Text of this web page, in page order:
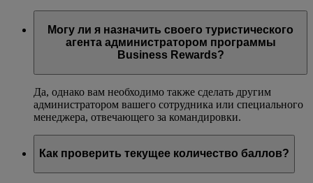
Могу ли я назначить своего туристического
агента администратором программы
Business Rewards?
Да, однако вам необходимо также сделать другим
администратором вашего сотрудника или специального
менеджера, отвечающего за командировки.
Как проверить текущее количество баллов?